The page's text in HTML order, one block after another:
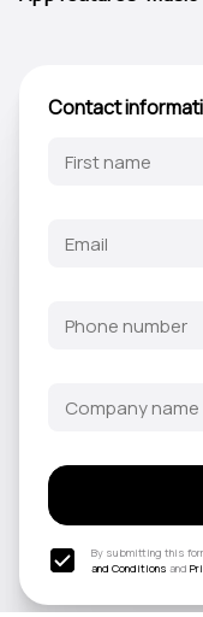
Contact
By submitting this
and Conditions and